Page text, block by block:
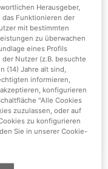
Design!
39.90€
Herausgeber,
Funktionieren der
mit bestimmten
zu überwachen
eines Profils
Nutzer (z.B. besuchte
(14) Jahre alt sind,
informieren,
konfigurieren
"Alle Cookies
zuzulassen, oder auf
zu konfigurieren
Sie in unserer Cookie-